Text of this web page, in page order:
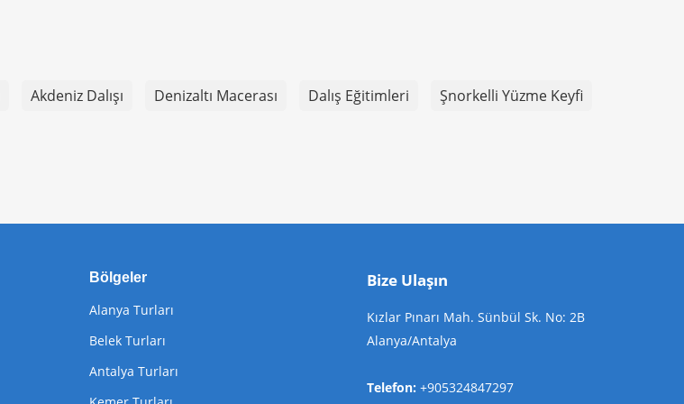
Akdeniz Dalışı Denizaltı Macerası Dalış Eğitimleri
Şnorkelli Yüzme Keyfi
Bölgeler
Alanya Turları
Belek Turları
Antalya Turları
Bize Ulaşın
Kızlar Pınarı Mah. Sünbül Sk. No: 2B
Alanya/Antalya
Telefon: +905324847297